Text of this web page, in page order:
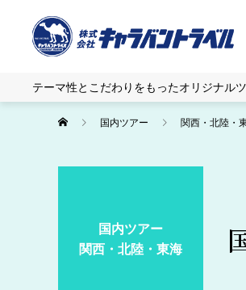
テーマ性とこだわりをもったオリジナル
国内ツアー 関西・北陸・
国内ツアー
関西・北陸・東海